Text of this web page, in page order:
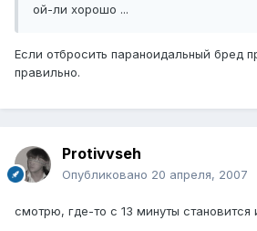
ой-ли хорошо ...
Если отбросить параноидальный бред
правильно.
Protivvseh
Опубликовано 20 апреля, 2007
смотрю, где-то с 13 минуты становится